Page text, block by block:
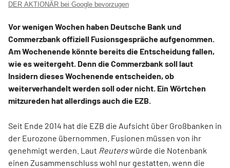
DER AKTIONÄR bei Google bevorzugen
Vor wenigen Wochen haben Deutsche Bank und
Commerzbank offiziell Fusionsgespräche aufgenommen.
Am Wochenende könnte bereits die Entscheidung fallen,
wie es weitergeht. Denn die Commerzbank soll laut
Insidern dieses Wochenende entscheiden, ob
weiterverhandelt werden soll oder nicht. Ein Wörtchen
mitzureden hat allerdings auch die EZB.
Seit Ende 2014 hat die EZB die Aufsicht über Großbanken in
der Eurozone übernommen. Fusionen müssen von ihr
genehmigt werden. Laut Reuterswürde die Notenbank
einen Zusammenschluss wohl nur gestatten, wenn die